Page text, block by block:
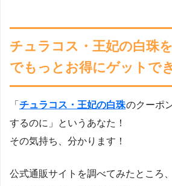
チュラコス・王妃の白珠
でもっとお得にゲットで
「 チュラコス・王妃の白珠のクーポ
するのに」というあなた！
その気持ち、分かります！
公式通販サイトを調べてみたところ